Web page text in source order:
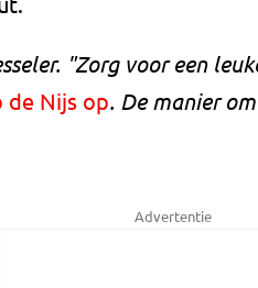
"Zorg voor een
de Nijs op. De manier
Advertentie